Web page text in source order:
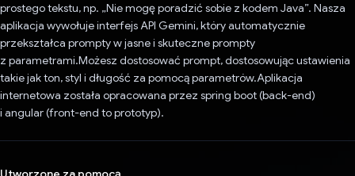
prostego tekstu, np. „Nie mogę poradzić sobie z kodem Java”. Nasza
aplikacja wywołuje interfejs API Gemini, który automatycznie
przekształca prompty w jasne i skuteczne prompty
z parametrami.Możesz dostosować prompt, dostosowując ustawienia
takie jak ton, styl i długość za pomocą parametrów.Aplikacja
internetowa została opracowana przez spring boot (back-end)
i angular (front-end to prototyp).